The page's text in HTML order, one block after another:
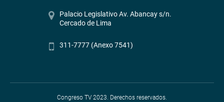
Palacio Legislativo Av. Abancay s/n.
Cercado de Lima
311-7777 (Anexo 7541)
Congreso TV 2023. Derechos reservados.